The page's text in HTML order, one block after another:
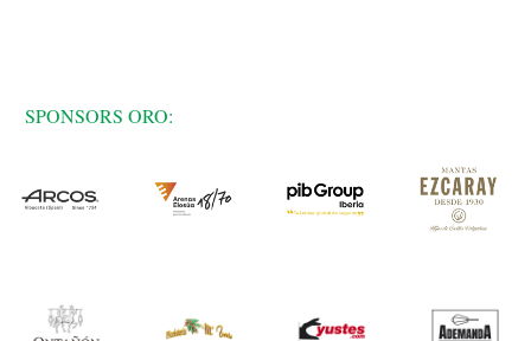
SPONSORS ORO: